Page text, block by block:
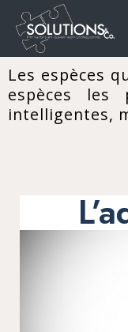
Les espèces
espèces
intelligentes,